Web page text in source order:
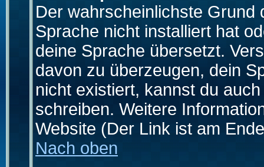
Der wahrscheinlichste Grund
Sprache nicht installiert hat
deine Sprache übersetzt.
davon zu überzeugen, dein
nicht existiert, kannst du
schreiben. Weitere
Website (Der Link ist am
Nach oben